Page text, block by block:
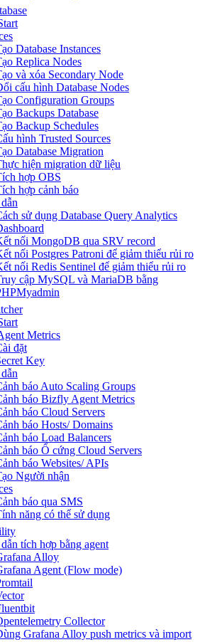
Database Instances
Replica Nodes
và xóa Secondary Node
cấu hình Database Nodes
Configuration Groups
Backups Database
Backup Schedules
hình Trusted Sources
Database Migration
hiện migration dữ liệu
hợp OBS
hợp cảnh báo
sử dụng Database Query Analytics
nối MongoDB qua SRV record
nối Postgres Patroni để giảm thiểu rủi ro
nối Redis Sentinel để giảm thiểu rủi ro
cập MySQL và MariaDB bằng
Metrics
đặt
Key
báo Auto Scaling Groups
báo Bizfly Agent Metrics
báo Cloud Servers
báo Hosts/ Domains
báo Load Balancers
báo Ổ cứng Cloud Servers
báo Websites/ APIs
Người nhận
báo qua SMS
năng có thể sử dụng
tích hợp bằng agent
Alloy
Agent (Flow mode)
Collector
Grafana Alloy push metrics và import